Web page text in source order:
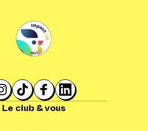
Le club & vous